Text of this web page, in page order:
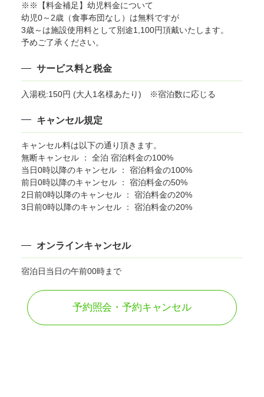
湖上露天風呂と桟橋（薄暮）
※※【料金補足】幼児料金について
幼児0～2歳（食事布団なし）は無料ですが
3歳～は施設使用料として別途1,100円頂戴いたします。
予めご了承ください。
サービス料と税金
入湯税:150円 (大人1名様あたり) ※宿泊数に応じる
キャンセル規定
キャンセル料は以下の通り頂きます。
無断キャンセル ： 全泊 宿泊料金の100%
当日0時以降のキャンセル ： 宿泊料金の100%
前日0時以降のキャンセル ： 宿泊料金の50%
2日前0時以降のキャンセル ： 宿泊料金の20%
3日前0時以降のキャンセル ： 宿泊料金の20%
オンラインキャンセル
宿泊日当日の午前00時まで
予約照会・予約キャンセル